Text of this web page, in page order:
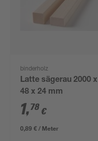
binderholz
Latte sägerau 2000 x
48 x 24 mm
1,78 €
0,89 € / Meter